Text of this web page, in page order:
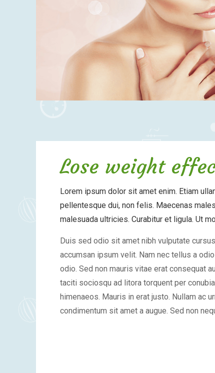
Lose weight
Lorem ipsum dolor sit amet enim. Etiam
pellentesque dui, non felis. Maecenas
malesuada ultricies. Curabitur et ligula. Ut
Duis sed odio sit amet nibh vulputate
accumsan ipsum velit. Nam nec tellus a
odio. Sed non mauris vitae erat consequat
taciti sociosqu ad litora torquent per
himenaeos. Mauris in erat justo. Nullam ac
condimentum sit amet a augue. Sed non